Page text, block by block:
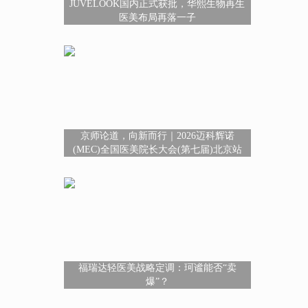
JUVELOOK国内正式获批，华熙生物再生
医美布局再落一子
京师论道，向新而行｜2026迈科辉诺
(MEC)全国医美院长大会(第七届)北京站
福瑞达轻医美战略定调：珂谧能否“卖
爆”？